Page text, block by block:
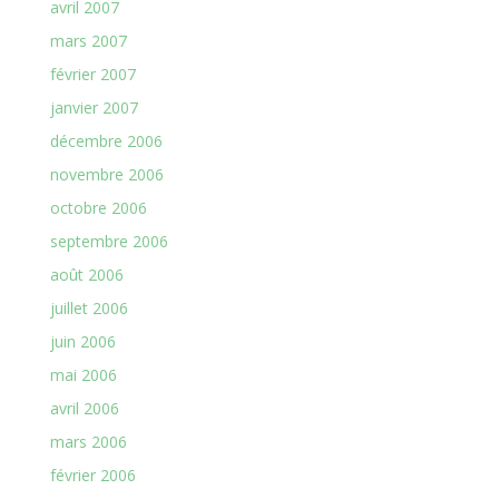
avril 2007
mars 2007
février 2007
janvier 2007
décembre 2006
novembre 2006
octobre 2006
septembre 2006
août 2006
juillet 2006
juin 2006
mai 2006
avril 2006
mars 2006
février 2006